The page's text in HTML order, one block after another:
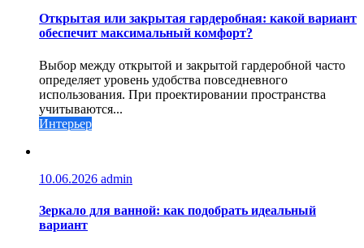
Открытая или закрытая гардеробная: какой вариант
обеспечит максимальный комфорт?
Выбор между открытой и закрытой гардеробной часто
определяет уровень удобства повседневного
использования. При проектировании пространства
учитываются...
Интерьер
10.06.2026 admin
Зеркало для ванной: как подобрать идеальный
вариант